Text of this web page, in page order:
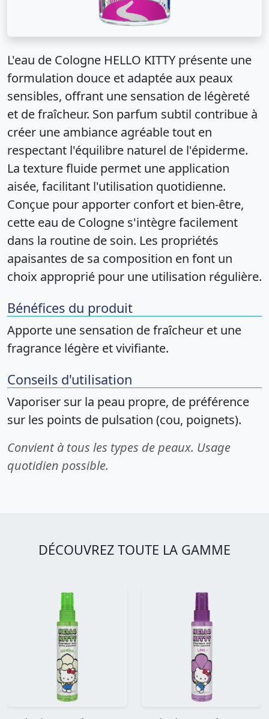
L'eau de Cologne HELLO KITTY présente une
formulation douce et adaptée aux peaux
sensibles, offrant une sensation de légèreté
et de fraîcheur. Son parfum subtil contribue à
créer une ambiance agréable tout en
respectant l'équilibre naturel de l'épiderme.
La texture fluide permet une application
aisée, facilitant l'utilisation quotidienne.
Conçue pour apporter confort et bien-être,
cette eau de Cologne s'intègre facilement
dans la routine de soin. Les propriétés
apaisantes de sa composition en font un
choix approprié pour une utilisation régulière.
Bénéfices du produit
Apporte une sensation de fraîcheur et une
fragrance légère et vivifiante.
Conseils d'utilisation
Vaporiser sur la peau propre, de préférence
sur les points de pulsation (cou, poignets).
Convient à tous les types de peaux. Usage
quotidien possible.
DÉCOUVREZ TOUTE LA GAMME